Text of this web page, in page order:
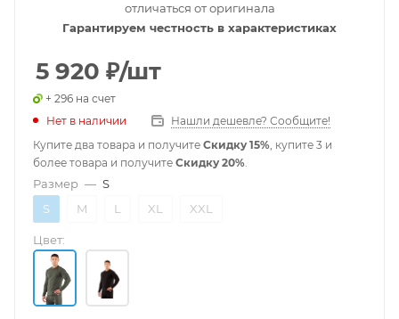
отличаться от оригинала
Гарантируем честность в характеристиках
5 920 ₽/шт
+ 296 на счет
Нет в наличии
Нашли дешевле? Сообщите!
Купите два товара и получите Скидку 15%, купите 3 и
более товара и получите Скидку 20%.
Размер — S
S
M L XL XXL
Цвет: